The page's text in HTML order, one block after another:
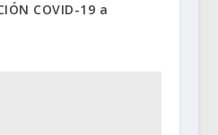
COVID-19 a